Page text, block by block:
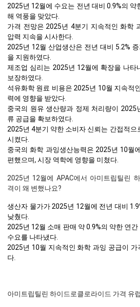
2025년 12월에 수요는 전년 대비 0.9%의 약
해 역풍을 맞았다.
가격 전망은 2025년 4분기 지속적인 화학
압력 지속을 시사한다.
2025년 12월 산업생산은 전년 대비 5.2%
을 지원하였다.
제조업 심리는 2025년 12월에 확장을 나타
보장하였다.
석유화학 원료 비용은 2025년 10월 지속적
력에 영향을 받았다.
중국의 원유 생산량과 정제 처리량이 2025
류 공급을 확보하였다.
2025년 4분기 약한 소비자 신뢰는 간접적으
시켰다.
중국의 화학 과잉생산능력은 2025년 10월
편했으며, 시장 역학에 영향을 미쳤다.
2025년 12월에 APAC에서 아미트립틸린
격이 왜 변했나요?
생산자 물가가 2025년 12월에 전년 대비
낮췄다.
2025년 12월 소매 판매 약 0.9%의 약한 연
수요를 나타냈다.
2025년 10월 지속적인 화학 과잉 공급이 가
다.
아미트립틸린 하이드로클로라이드 가격 유